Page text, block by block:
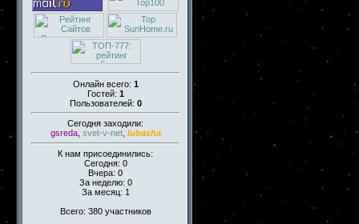
Онлайн всего: 1
Гостей: 1
Пользователей: 0
Сегодня заходили:
gsreda, svet-v-net, lubasha
К нам присоединились:
Сегодня: 0
Вчера: 0
За неделю: 0
За месяц: 1
Всего: 380 участников